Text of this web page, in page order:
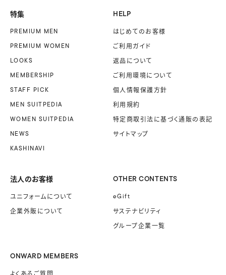
特集
PREMIUM MEN
PREMIUM WOMEN
LOOKS
MEMBERSHIP
STAFF PICK
MEN SUITPEDIA
WOMEN SUITPEDIA
NEWS
KASHINAVI
HELP
はじめてのお客様
ご利用ガイド
返品について
ご利用環境について
個人情報保護方針
利用規約
特定商取引法に基づく通販の表記
サイトマップ
法人のお客様
ユニフォームについて
企業外販について
OTHER CONTENTS
eGift
サステナビリティ
グループ企業一覧
ONWARD MEMBERS
よくあるご質問